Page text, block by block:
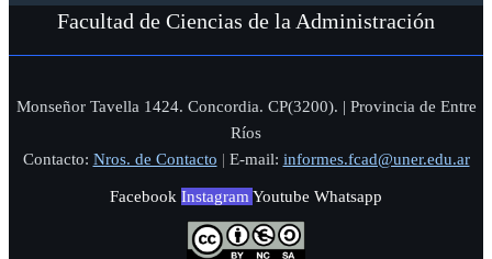
Facultad de Ciencias de la Administración
Monseñor Tavella 1424. Concordia. CP(3200). | Provincia de Entre
Ríos
Contacto: Nros. de Contacto | E-mail: informes.fcad@uner.edu.ar
Facebook Instagram Youtube Whatsapp